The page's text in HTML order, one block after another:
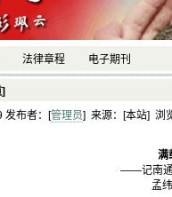
法律章程 电子期刊
发布者：[管理员] 来源：[本站] 浏
满
——记南通
孟